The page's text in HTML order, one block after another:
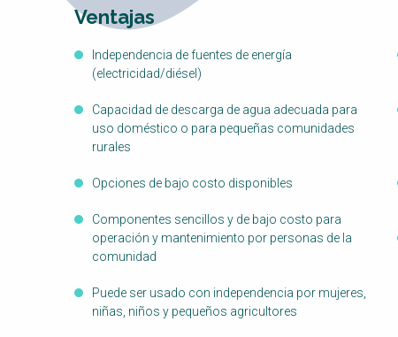
Ventajas
Independencia de fuentes de energía
(electricidad/diésel)
Capacidad de descarga de agua adecuada para
uso doméstico o para pequeñas comunidades
rurales
Opciones de bajo costo disponibles
Componentes sencillos y de bajo costo para
operación y mantenimiento por personas de la
comunidad
Puede ser usado con independencia por mujeres,
niñas, niños y pequeños agricultores